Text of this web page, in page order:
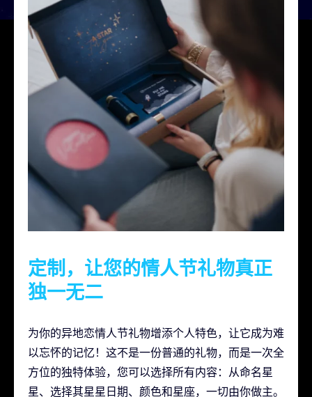
定制，让您的情人节礼物真正
独一无二
为你的异地恋情人节礼物增添个人特色，让它成为难
以忘怀的记忆！这不是一份普通的礼物，而是一次全
方位的独特体验，您可以选择所有内容：从命名星
星、选择其星星日期、颜色和星座，一切由你做主。